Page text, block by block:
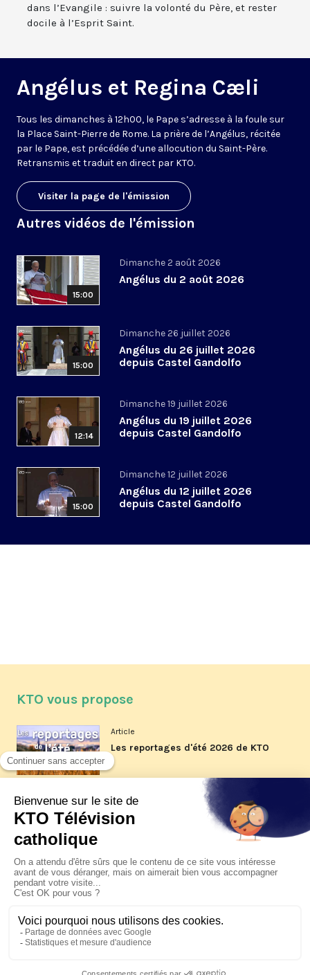
dans l’Evangile : suivre la volonté du Père, et rester
docile à l’Esprit Saint.
Angélus et Regina Cæli
Tous les dimanches à 12h00, le Pape s’adresse à la foule sur
la Place Saint-Pierre de Rome. La prière de l’Angélus, récitée
par le Pape, est précédée d’une allocution du Saint-Père.
Retransmis et traduit en direct par KTO.
Visiter la page de l'émission
Autres vidéos de l'émission
15:00
Dimanche 2 août 2026
Angélus du 2 août 2026
15:00
Dimanche 26 juillet 2026
Angélus du 26 juillet 2026
depuis Castel Gandolfo
12:14
Dimanche 19 juillet 2026
Angélus du 19 juillet 2026
depuis Castel Gandolfo
15:00
Dimanche 12 juillet 2026
Angélus du 12 juillet 2026
depuis Castel Gandolfo
KTO vous propose
Article
Les reportages d'été 2026 de KTO
Article
La visite pastorale du pape Léon
XIV à Assise à suivre sur KTO le
Article
Le pape en Uruguay, Argentine et